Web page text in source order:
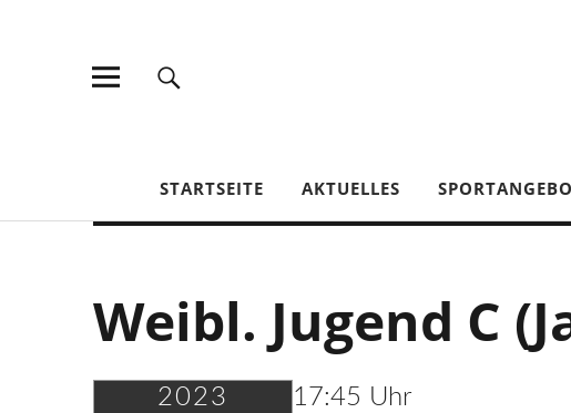
STARTSEITE AKTUELLES
Weibl. Jugend C
2023
17:45 Uhr